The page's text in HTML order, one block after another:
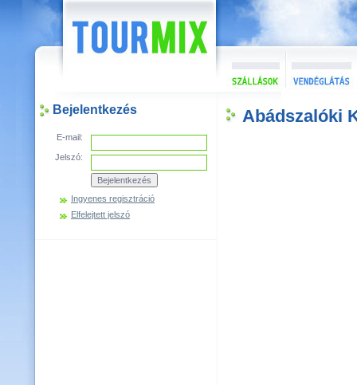
Bejelentkezés
E-mail:
Jelszó:
Ingyenes regisztráció
Elfelejtett jelszó
Abádszalóki